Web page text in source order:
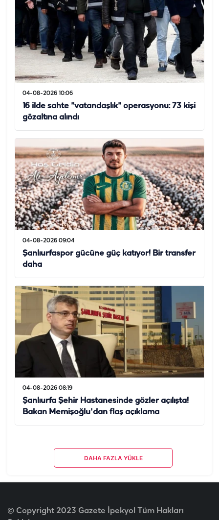
04-08-2026 10:06
16 ilde sahte "vatandaşlık" operasyonu: 73 kişi
gözaltına alındı
04-08-2026 09:04
Şanlıurfaspor gücüne güç katıyor! Bir transfer
daha
04-08-2026 08:19
Şanlıurfa Şehir Hastanesinde gözler açılışta!
Bakan Memişoğlu'dan flaş açıklama
DAHA FAZLA YÜKLE
© Copyright 2023 Gazete İpekyol Tüm Hakları